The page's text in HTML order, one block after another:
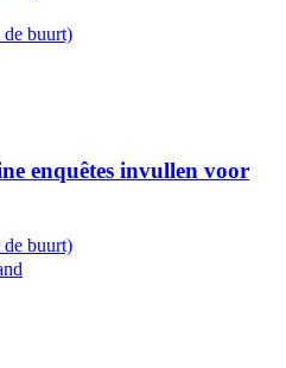
buurt)
enquêtes invullen voor
buurt)